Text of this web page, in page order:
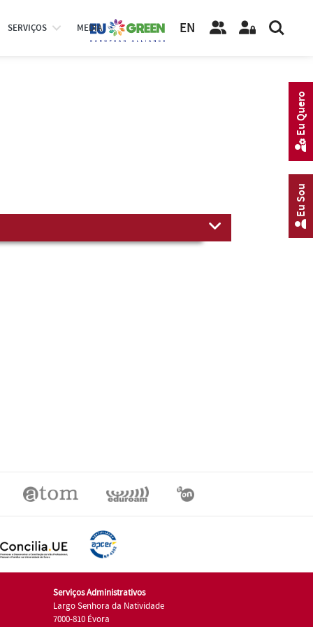
SERVIÇOS MEDIA EN
Serviços Administrativos
Largo Senhora da Natividade
7000-810 Évora
Eu Sou
Eu Quero